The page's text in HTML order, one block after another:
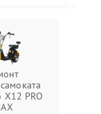
X12 PRO